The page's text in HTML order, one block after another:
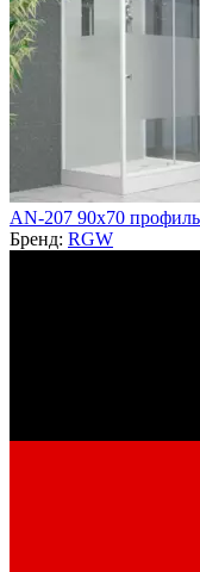
AN-207 90x70
Бренд: RGW